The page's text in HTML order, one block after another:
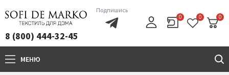
8 (800) 444-32-45
Подпишись
0 0 0
МЕНЮ